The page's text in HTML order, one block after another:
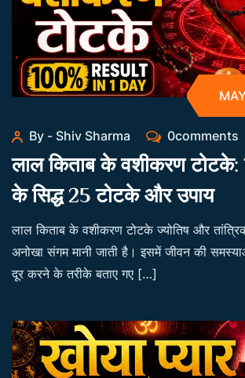
By - Shiv Sharma 0comments
लाल किताब के वशीकरण टोटके:
के सिद्ध 25 टोटके और उपाय
लाल किताब के वशीकरण टोटके ज्योतिष और
अनोखा संगम मानी जाती है। इसमें जीवन की
दूर करने के तरीके बताए गए […]